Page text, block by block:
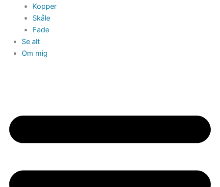
Kopper
Skåle
Fade
Se alt
Om mig